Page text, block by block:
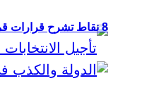
8 نقاط تشرح قرارات قمة كمبالا بشأن “بعثة أوصوم” في الصومال؟